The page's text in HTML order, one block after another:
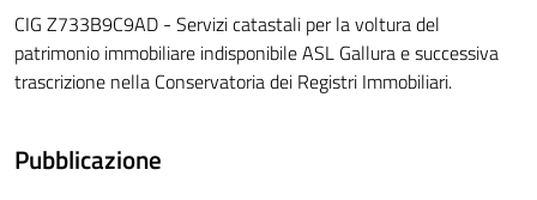
CIG Z733B9C9AD - Servizi catastali per la voltura del
patrimonio immobiliare indisponibile ASL Gallura e successiva
trascrizione nella Conservatoria dei Registri Immobiliari.
Pubblicazione